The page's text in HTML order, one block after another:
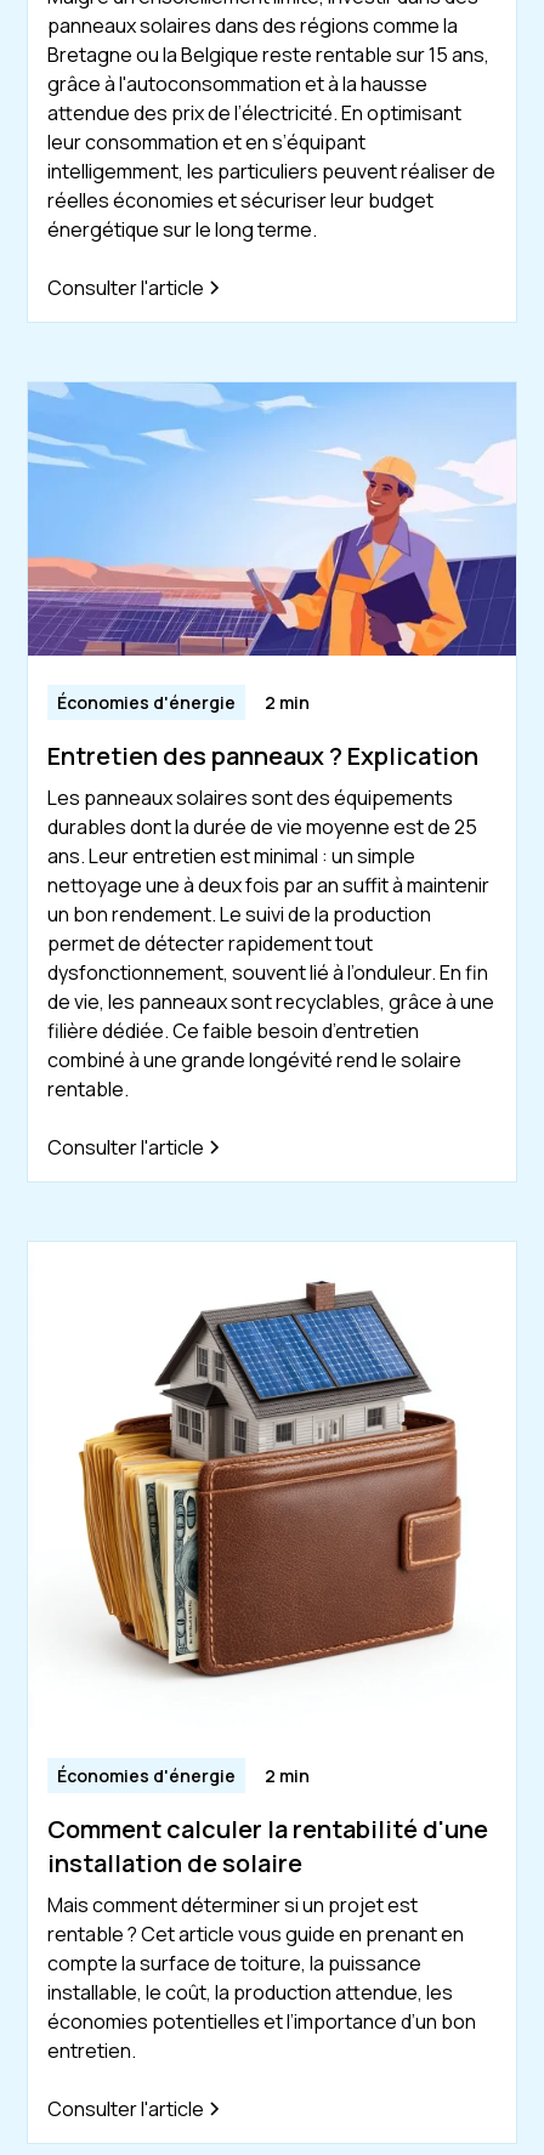
panneaux solaires dans des régions comme la
Bretagne ou la Belgique reste rentable sur 15 ans,
grâce à l'autoconsommation et à la hausse
attendue des prix de l’électricité. En optimisant
leur consommation et en s’équipant
intelligemment, les particuliers peuvent réaliser de
réelles économies et sécuriser leur budget
énergétique sur le long terme.
Consulter l'article
Économies d'énergie 2 min
Entretien des panneaux ? Explication
Les panneaux solaires sont des équipements
durables dont la durée de vie moyenne est de 25
ans. Leur entretien est minimal : un simple
nettoyage une à deux fois par an suffit à maintenir
un bon rendement. Le suivi de la production
permet de détecter rapidement tout
dysfonctionnement, souvent lié à l’onduleur. En fin
de vie, les panneaux sont recyclables, grâce à une
filière dédiée. Ce faible besoin d’entretien
combiné à une grande longévité rend le solaire
rentable.
Consulter l'article
Économies d'énergie 2 min
Comment calculer la rentabilité d'une
installation de solaire
Mais comment déterminer si un projet est
rentable ? Cet article vous guide en prenant en
compte la surface de toiture, la puissance
installable, le coût, la production attendue, les
économies potentielles et l’importance d’un bon
entretien.
Consulter l'article